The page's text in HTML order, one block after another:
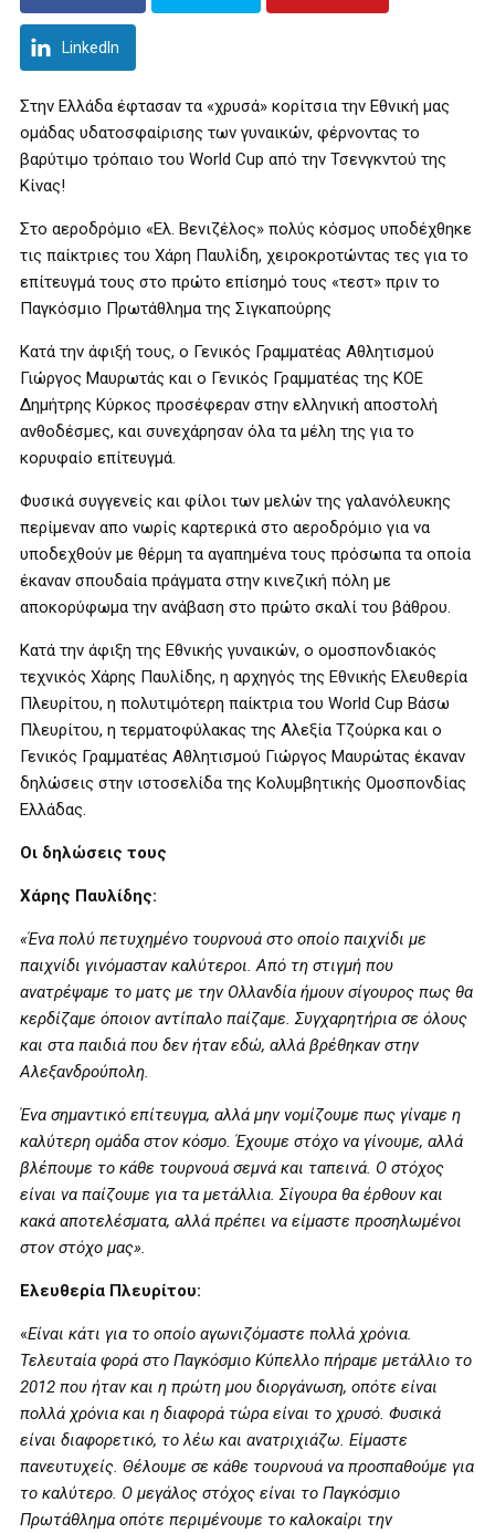
LinkedIn
Στην Ελλάδα έφτασαν τα «χρυσά» κορίτσια την Εθνική μας
ομάδας υδατοσφαίρισης των γυναικών, φέρνοντας το
βαρύτιμο τρόπαιο του World Cup από την Τσενγκντού της
Κίνας!
Στο αεροδρόμιο «Ελ. Βενιζέλος» πολύς κόσμος υποδέχθηκε
τις παίκτριες του Χάρη Παυλίδη, χειροκροτώντας τες για το
επίτευγμά τους στο πρώτο επίσημό τους «τεστ» πριν το
Παγκόσμιο Πρωτάθλημα της Σιγκαπούρης
Κατά την άφιξή τους, ο Γενικός Γραμματέας Αθλητισμού
Γιώργος Μαυρωτάς και ο Γενικός Γραμματέας της ΚΟΕ
Δημήτρης Κύρκος προσέφεραν στην ελληνική αποστολή
ανθοδέσμες, και συνεχάρησαν όλα τα μέλη της για το
κορυφαίο επίτευγμά.
Φυσικά συγγενείς και φίλοι των μελών της γαλανόλευκης
περίμεναν απο νωρίς καρτερικά στο αεροδρόμιο για να
υποδεχθούν με θέρμη τα αγαπημένα τους πρόσωπα τα οποία
έκαναν σπουδαία πράγματα στην κινεζική πόλη με
αποκορύφωμα την ανάβαση στο πρώτο σκαλί του βάθρου.
Κατά την άφιξη της Εθνικής γυναικών, ο ομοσπονδιακός
τεχνικός Χάρης Παυλίδης, η αρχηγός της Εθνικής Ελευθερία
Πλευρίτου, η πολυτιμότερη παίκτρια του World Cup Βάσω
Πλευρίτου, η τερματοφύλακας της Αλεξία Τζούρκα και ο
Γενικός Γραμματέας Αθλητισμού Γιώργος Μαυρώτας έκαναν
δηλώσεις στην ιστοσελίδα της Κολυμβητικής Ομοσπονδίας
Ελλάδας.
Οι δηλώσεις τους
Χάρης Παυλίδης:
«Ένα πολύ πετυχημένο τουρνουά στο οποίο παιχνίδι με
παιχνίδι γινόμασταν καλύτεροι. Από τη στιγμή που
ανατρέψαμε το ματς με την Ολλανδία ήμουν σίγουρος πως θα
κερδίζαμε όποιον αντίπαλο παίζαμε. Συγχαρητήρια σε όλους
και στα παιδιά που δεν ήταν εδώ, αλλά βρέθηκαν στην
Αλεξανδρούπολη.
Ένα σημαντικό επίτευγμα, αλλά μην νομίζουμε πως γίναμε η
καλύτερη ομάδα στον κόσμο. Έχουμε στόχο να γίνουμε, αλλά
βλέπουμε το κάθε τουρνουά σεμνά και ταπεινά. Ο στόχος
είναι να παίζουμε για τα μετάλλια. Σίγουρα θα έρθουν και
κακά αποτελέσματα, αλλά πρέπει να είμαστε προσηλωμένοι
στον στόχο μας».
Ελευθερία Πλευρίτου:
«Είναι κάτι για το οποίο αγωνιζόμαστε πολλά χρόνια.
Τελευταία φορά στο Παγκόσμιο Κύπελλο πήραμε μετάλλιο το
2012 που ήταν και η πρώτη μου διοργάνωση, οπότε είναι
πολλά χρόνια και η διαφορά τώρα είναι το χρυσό. Φυσικά
είναι διαφορετικό, το λέω και ανατριχιάζω. Είμαστε
πανευτυχείς. Θέλουμε σε κάθε τουρνουά να προσπαθούμε για
το καλύτερο. Ο μεγάλος στόχος είναι το Παγκόσμιο
Πρωτάθλημα οπότε περιμένουμε το καλοκαίρι την